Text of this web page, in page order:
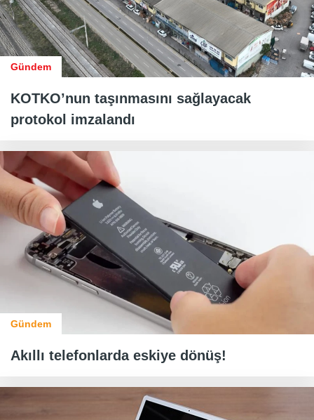
Gündem
KOTKO’nun taşınmasını sağlayacak
protokol imzalandı
Gündem
Akıllı telefonlarda eskiye dönüş!